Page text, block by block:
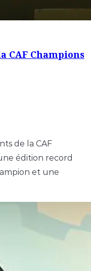
CAF Champions
de la CAF
édition record
et une